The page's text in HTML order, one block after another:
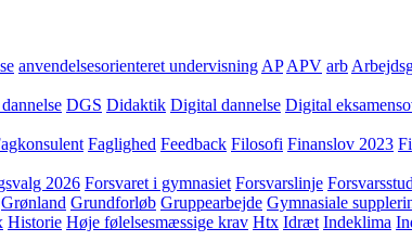
anvendelsesorienteret undervisning AP APV arb
DGS Didaktik Digital dannelse Digital
Faglighed Feedback Filosofi Finanslov 2023
2026 Forsvaret i gymnasiet Forsvarslinje
Grønland Grundforløb Gruppearbejde Gymnasiale
Historie Høje følelsesmæssige krav Htx Idræt Indeklima